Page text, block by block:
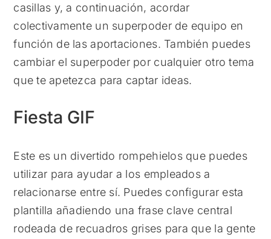
casillas y, a continuación, acordar
colectivamente un superpoder de equipo en
función de las aportaciones. También puedes
cambiar el superpoder por cualquier otro tema
que te apetezca para captar ideas.
Fiesta GIF
Este es un divertido rompehielos que puedes
utilizar para ayudar a los empleados a
relacionarse entre sí. Puedes configurar esta
plantilla añadiendo una frase clave central
rodeada de recuadros grises para que la gente